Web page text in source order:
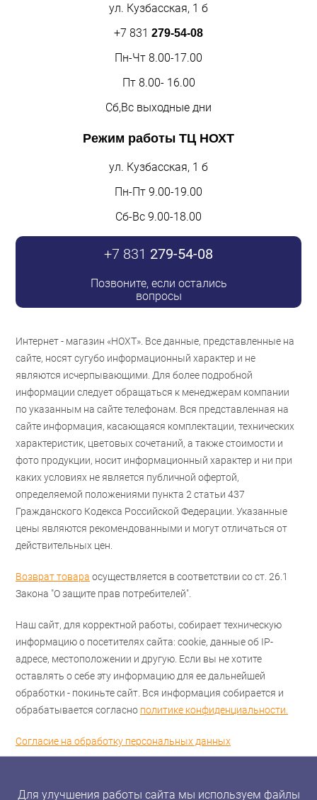
ул. Кузбасская, 1 б
+7 831 279-54-08
Пн-Чт 8.00-17.00
Пт 8.00- 16.00
Сб,Вс выходные дни
Режим работы ТЦ НОХТ
ул. Кузбасская, 1 б
Пн-Пт 9.00-19.00
Сб-Вс 9.00-18.00
+7 831 279-54-08
Позвоните, если остались
вопросы
Интернет - магазин «НОХТ». Все данные, представленные на
сайте, носят сугубо информационный характер и не
являются исчерпывающими. Для более подробной
информации следует обращаться к менеджерам компании
по указанным на сайте телефонам. Вся представленная на
сайте информация, касающаяся комплектации, технических
характеристик, цветовых сочетаний, а также стоимости и
фото продукции, носит информационный характер и ни при
каких условиях не является публичной офертой,
определяемой положениями пункта 2 статьи 437
Гражданского Кодекса Российской Федерации. Указанные
цены являются рекомендованными и могут отличаться от
действительных цен.
Возврат товара осуществляется в соответствии со ст. 26.1
Закона "О защите прав потребителей".
Наш сайт, для корректной работы, собирает техническую
информацию о посетителях сайта: cookie, данные об IP-
адресе, местоположении и другую. Если вы не хотите
оставлять о себе эту информацию для ее дальнейшей
обработки - покиньте сайт. Вся информация собирается и
обрабатывается согласно политике конфиденциальности.
Согласие на обработку персональных данных
Для улучшения работы сайта мы используем файлы